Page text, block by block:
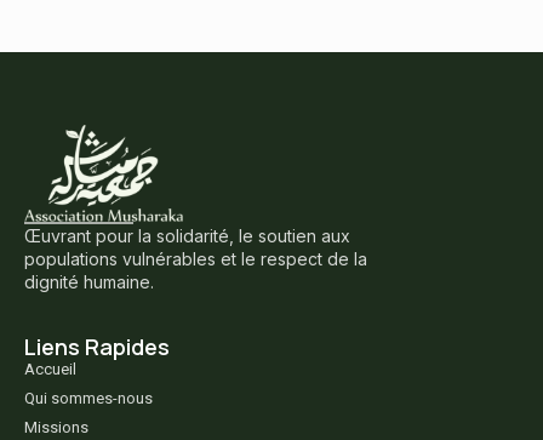
Œuvrant pour la solidarité, le soutien aux
populations vulnérables et le respect de la
dignité humaine.
Liens Rapides
Accueil
Qui sommes-nous
Missions